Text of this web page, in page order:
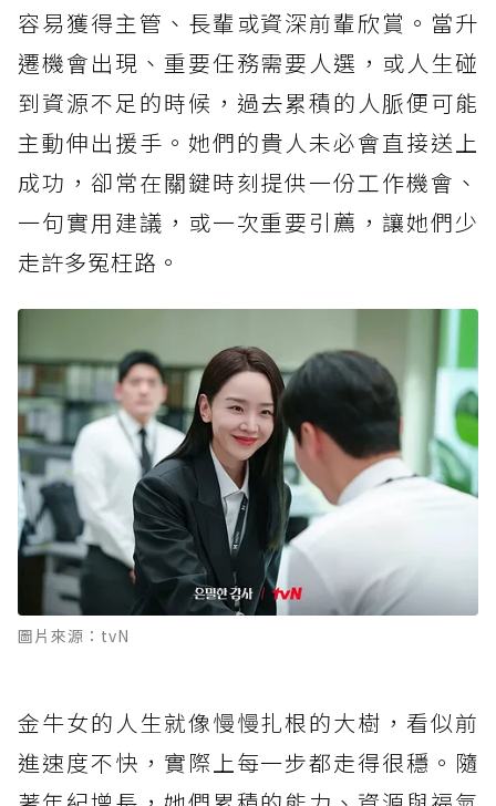
容易獲得主管、長輩或資深前輩欣賞。當升
遷機會出現、重要任務需要人選，或人生碰
到資源不足的時候，過去累積的人脈便可能
主動伸出援手。她們的貴人未必會直接送上
成功，卻常在關鍵時刻提供一份工作機會、
一句實用建議，或一次重要引薦，讓她們少
走許多冤枉路。
圖片來源：tvN
金牛女的人生就像慢慢扎根的大樹，看似前
進速度不快，實際上每一步都走得很穩。隨